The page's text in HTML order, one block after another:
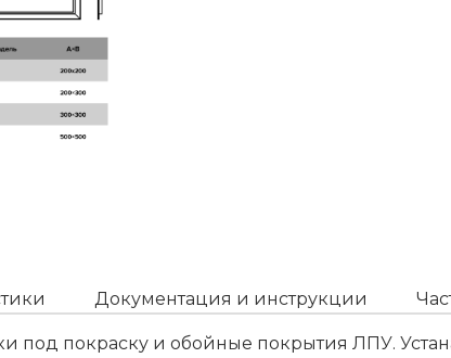
Документация и инструкции
под покраску и обойные покрытия ЛПУ.